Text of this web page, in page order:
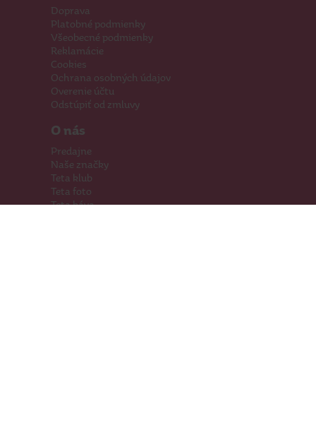
Doprava
Platobné podmienky
Všeobecné podmienky
Reklamácie
Cookies
Ochrana osobných údajov
Overenie účtu
Odstúpiť od zmluvy
O nás
Predajne
Naše značky
Teta klub
Teta foto
Teta káva